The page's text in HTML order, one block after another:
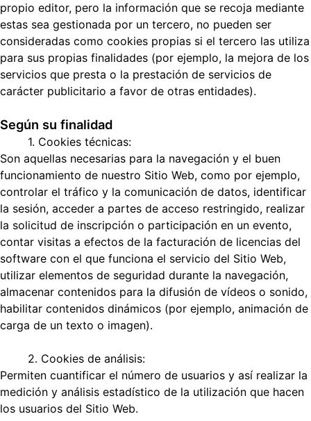
propio editor, pero la información que se recoja mediante
estas sea gestionada por un tercero, no pueden ser
consideradas como cookies propias si el tercero las utiliza
para sus propias finalidades (por ejemplo, la mejora de los
servicios que presta o la prestación de servicios de
carácter publicitario a favor de otras entidades).
Según su finalidad
1. Cookies técnicas:
Son aquellas necesarias para la navegación y el buen
funcionamiento de nuestro Sitio Web, como por ejemplo,
controlar el tráfico y la comunicación de datos, identificar
la sesión, acceder a partes de acceso restringido, realizar
la solicitud de inscripción o participación en un evento,
contar visitas a efectos de la facturación de licencias del
software con el que funciona el servicio del Sitio Web,
utilizar elementos de seguridad durante la navegación,
almacenar contenidos para la difusión de vídeos o sonido,
habilitar contenidos dinámicos (por ejemplo, animación de
carga de un texto o imagen).
2. Cookies de análisis:
Permiten cuantificar el número de usuarios y así realizar la
medición y análisis estadístico de la utilización que hacen
los usuarios del Sitio Web.